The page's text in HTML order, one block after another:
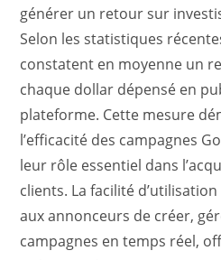
générer un retour sur
Selon les statistiques
constatent en moyenne un
chaque dollar dépensé en
plateforme. Cette mesure
l’efficacité des campagnes
leur rôle essentiel dans
clients. La facilité
aux annonceurs de créer,
campagnes en temps réel,